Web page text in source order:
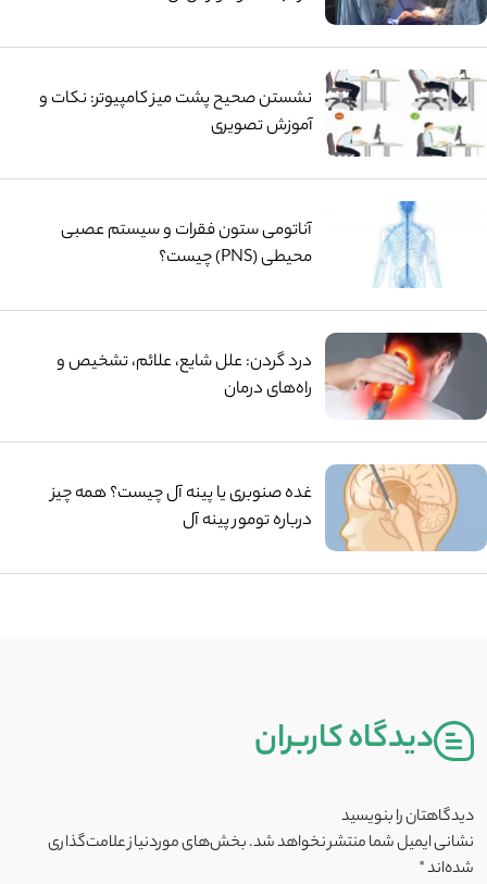
نشستن صحیح پشت میز کامپیوتر: نکات و
آموزش تصویری
آناتومی ستون فقرات و سیستم عصبی
محیطی (PNS) چیست؟
درد گردن: علل شایع، علائم، تشخیص و
راه‌های درمان
غده صنوبری یا پینه آل چیست؟ همه چیز
درباره تومور پینه آل
دیدگاه کاربران
دیدگاهتان را بنویسید
نشانی ایمیل شما منتشر نخواهد شد.بخش‌های موردنیاز علامت‌گذاری
شده‌اند*